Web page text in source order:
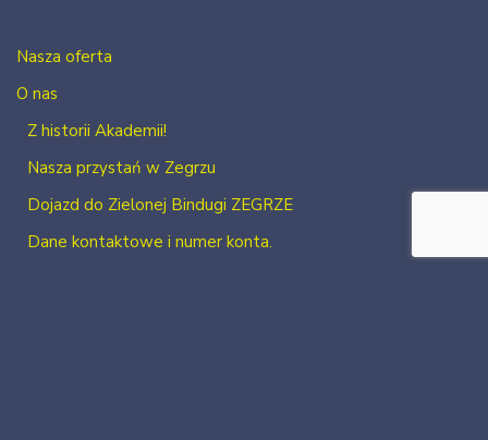
Nasza oferta
O nas
Z historii Akademii!
Nasza przystań w Zegrzu
Dojazd do Zielonej Bindugi ZEGRZE
Dane kontaktowe i numer konta.